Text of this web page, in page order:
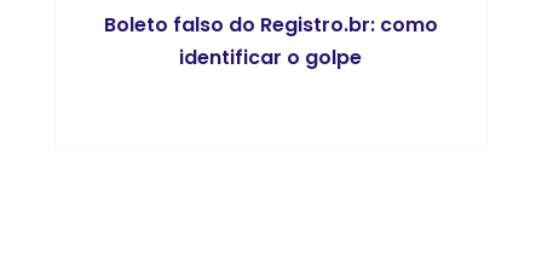
Boleto falso do Registro.br: como
identificar o golpe